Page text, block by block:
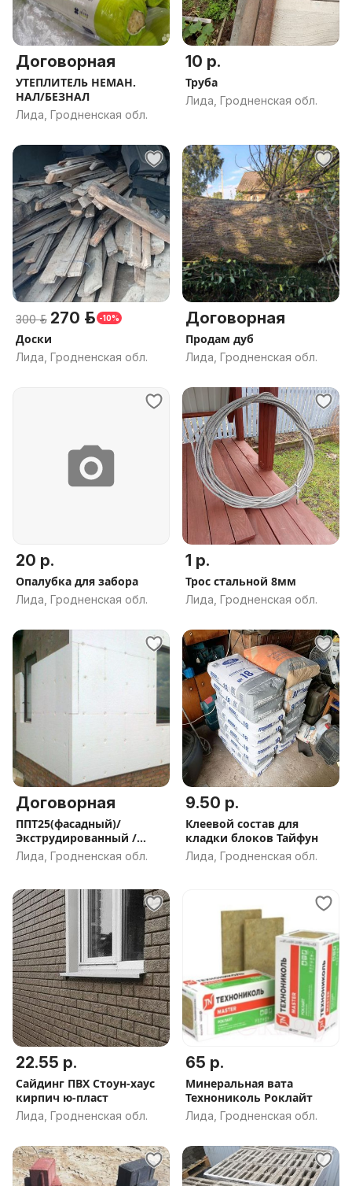
Договорная
УТЕПЛИТЕЛЬ НЕМАН.
НАЛ/БЕЗНАЛ
Лида, Гродненская обл.
10 р.
Труба
Лида, Гродненская обл.
300 р. 270 р. -10%
Доски
Лида, Гродненская обл.
Договорная
Продам дуб
Лида, Гродненская обл.
20 р.
Опалубка для забора
Лида, Гродненская обл.
1 р.
Трос стальной 8мм
Лида, Гродненская обл.
Договорная
ППТ25(фасадный)/
Экструдированный /
некондиция
Лида, Гродненская обл.
9.50 р.
Клеевой состав для
кладки блоков Тайфун
Лида, Гродненская обл.
22.55 р.
Сайдинг ПВХ Стоун-хаус
кирпич ю-пласт
Лида, Гродненская обл.
65 р.
Минеральная вата
Технониколь Роклайт
Лида, Гродненская обл.